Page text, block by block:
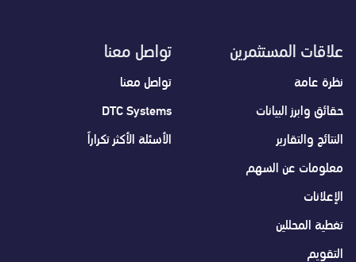
علاقات المستثمرين
نظرة عامة
حقائق وابرز البيانات
النتائج والتقارير
معلومات عن السهم
الإعلانات
تغطية المحللين
التقويم
تواصل معنا
تواصل معنا
DTC Systems
الأسئلة الأكثر تكراراً